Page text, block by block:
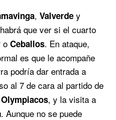
, Valverde y
que ver si el cuarto
o Ceballos. En ataque,
es que le acompañe
podría dar entrada a
al 7 de cara al partido de
Olympiacos, y la visita a
. Aunque no se puede